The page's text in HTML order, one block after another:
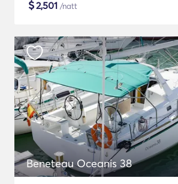
$2,501 /natt
Beneteau Oceanis 38